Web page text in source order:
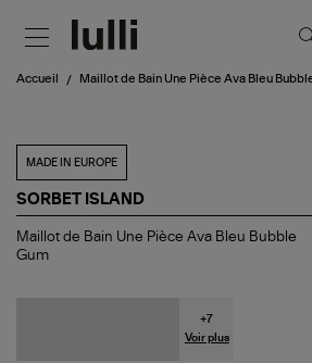
Accueil Maillot de Bain Une Pièce Ava Bleu
MADE IN EUROPE
SORBET ISLAND
Maillot
de
Maillot de Bain Une Pièce Ava Bleu Bubble
Gum
+7
Voir plus